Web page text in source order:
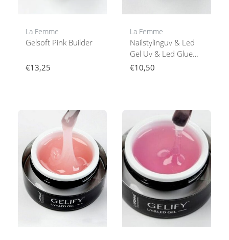
La Femme
Gelsoft Pink Builder
€13,25
La Femme
Nailstylinguv & Led
Gel Uv & Led Glue
Gel
€10,50